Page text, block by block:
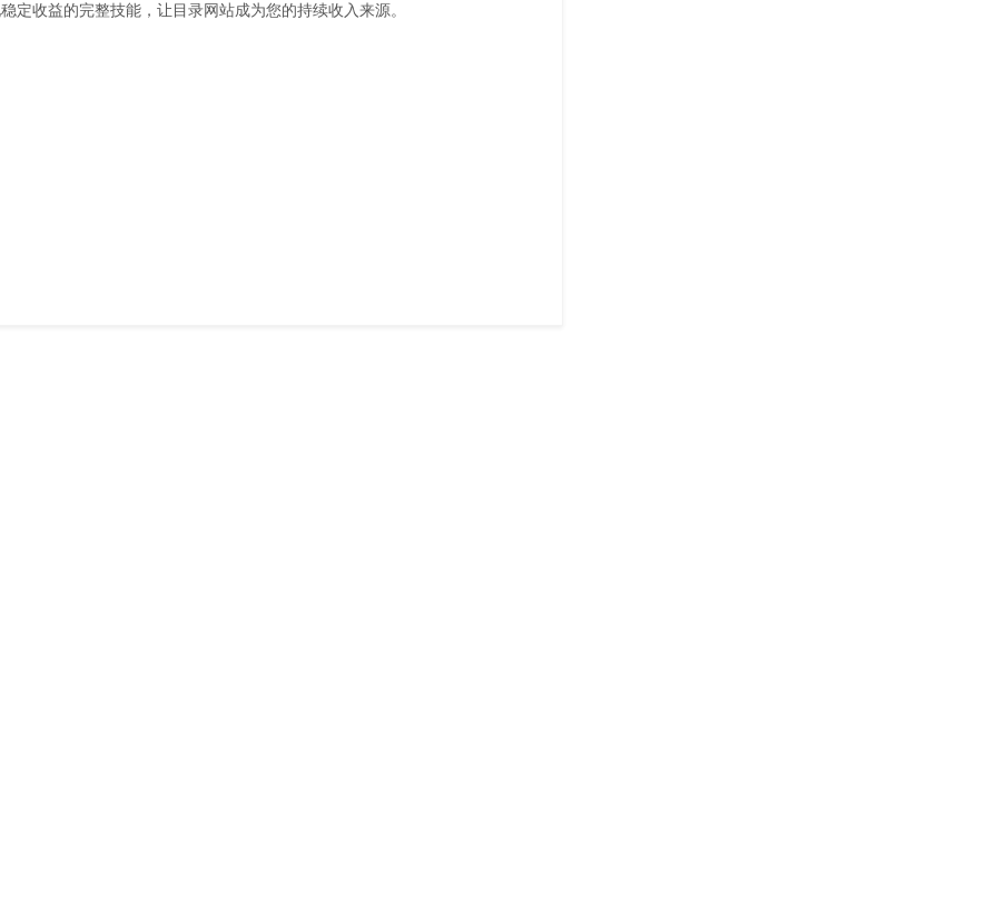
定收益的完整技能，让目录网站成为您的持续收入来源。